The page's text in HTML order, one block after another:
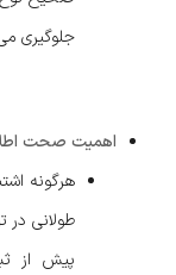
جلوگیری
اهمیت صحت
هرگونه
طولانی در
پیش از